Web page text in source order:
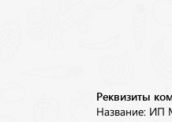
Реквизиты
Название: ИП